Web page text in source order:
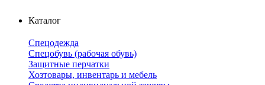
Каталог
Спецодежда
Спецобувь (рабочая обувь)
Защитные перчатки
Хозтовары, инвентарь и мебель